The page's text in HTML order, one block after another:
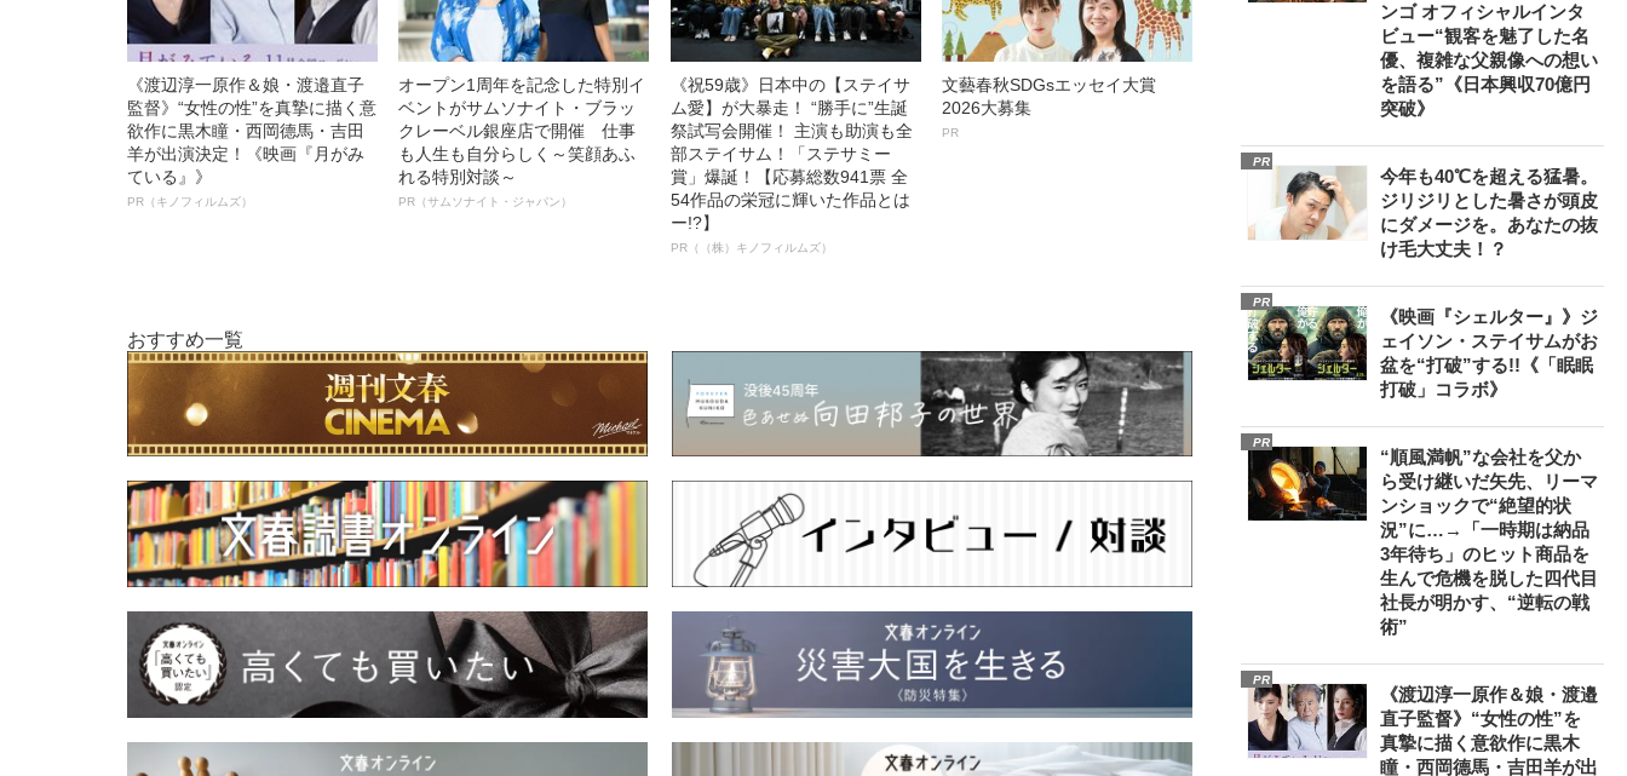
《渡辺淳一原作＆娘・渡邉直子
監督》“女性の性”を真摯に描く意
欲作に黒木瞳・西岡德馬・吉田
羊が出演決定！《映画『月がみ
ている』》
PR（キノフィルムズ）
オープン1周年を記念した特別イ
ベントがサムソナイト・ブラッ
クレーベル銀座店で開催 仕事
も人生も自分らしく～笑顔あふ
れる特別対談～
PR（サムソナイト・ジャパン）
《祝59歳》日本中の【ステイサ
ム愛】が大暴走！ “勝手に”生誕
祭試写会開催！ 主演も助演も全
部ステイサム！「ステサミー
賞」爆誕！【応募総数941票 全
54作品の栄冠に輝いた作品とは
ー!?】
PR（（株）キノフィルムズ）
文藝春秋SDGsエッセイ大賞
2026大募集
PR
おすすめ一覧
ンゴ オフィシャルインタ
ビュー“観客を魅了した名
優、複雑な父親像への想い
を語る”《日本興収70億円
突破》
PR
今年も40℃を超える猛暑。
ジリジリとした暑さが頭皮
にダメージを。あなたの抜
け毛大丈夫！？
PR
《映画『シェルター』》ジ
ェイソン・ステイサムがお
盆を“打破”する!!《「眠眠
打破」コラボ》
PR
“順風満帆”な会社を父か
ら受け継いだ矢先、リーマ
ンショックで“絶望的状
況”に…→「一時期は納品
3年待ち」のヒット商品を
生んで危機を脱した四代目
社長が明かす、“逆転の戦
術”
PR
《渡辺淳一原作＆娘・渡邉
直子監督》“女性の性”を
真摯に描く意欲作に黒木
瞳・西岡德馬・吉田羊が出